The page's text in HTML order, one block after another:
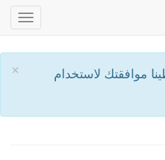
×
موافقتك لاستخدام